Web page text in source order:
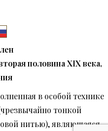
половинаXIX века,
в особой технике
тонкой
нитью), являющаяся